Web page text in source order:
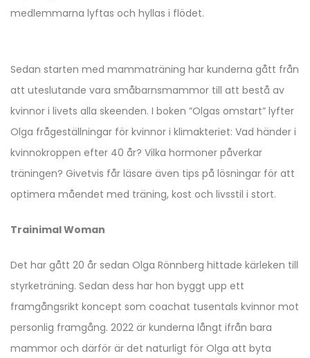
medlemmarna lyftas och hyllas i flödet.
Sedan starten med mammaträning har kunderna gått från
att uteslutande vara småbarnsmammor till att bestå av
kvinnor i livets alla skeenden. I boken ”Olgas omstart” lyfter
Olga frågeställningar för kvinnor i klimakteriet: Vad händer i
kvinnokroppen efter 40 år? Vilka hormoner påverkar
träningen? Givetvis får läsare även tips på lösningar för att
optimera måendet med träning, kost och livsstil i stort.
Trainimal Woman
Det har gått 20 år sedan Olga Rönnberg hittade kärleken till
styrketräning. Sedan dess har hon byggt upp ett
framgångsrikt koncept som coachat tusentals kvinnor mot
personlig framgång. 2022 är kunderna långt ifrån bara
mammor och därför är det naturligt för Olga att byta